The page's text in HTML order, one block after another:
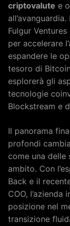
criptovalute e
Fulgur
per accelerare
espandere le
tesoro di
esplorerà gli
tecnologie
Blockstream e
Il panorama
profondi
come una
ambito. Con
Back e il
COO,
posizione nel
transizione